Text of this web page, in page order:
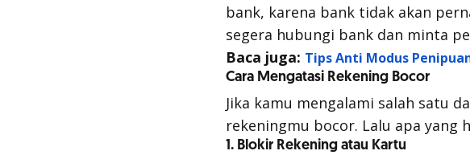
bank, karena bank tidak akan
segera hubungi bank dan minta
Baca juga: Tips Anti Modus
Cara Mengatasi Rekening Bocor
Jika kamu mengalami salah satu
rekeningmu bocor. Lalu apa yang
1. Blokir Rekening atau Kartu